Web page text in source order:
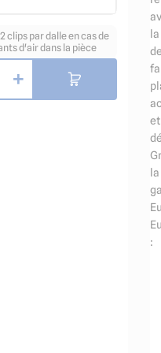
clips par dalle en cas de
d'air dans la pièce
+
et
la
: